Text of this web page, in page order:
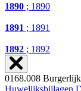
1890 ; 1890
1891 ; 1891
1892 ; 1892
0168.008